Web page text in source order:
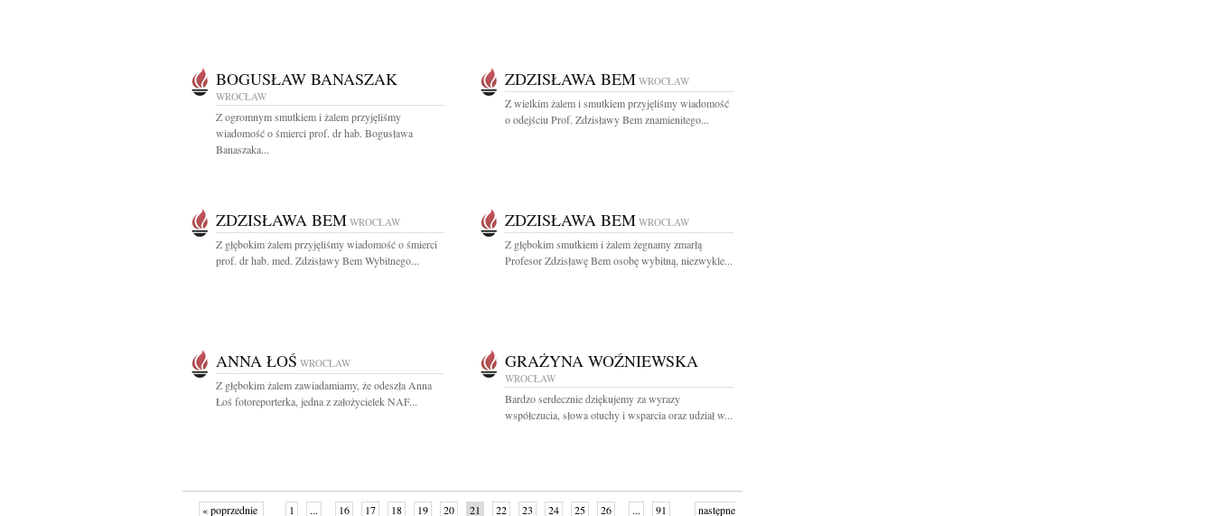
BOGUSŁAW BANASZAK
WROCŁAW
Z ogromnym smutkiem i żalem przyjęliśmy
wiadomość o śmierci prof. dr hab. Bogusława
Banaszaka...
ZDZISŁAWA BEM WROCŁAW
Z wielkim żalem i smutkiem przyjęliśmy wiadomość
o odejściu Prof. Zdzisławy Bem znamienitego...
ZDZISŁAWA BEM WROCŁAW
Z głębokim żalem przyjęliśmy wiadomość o śmierci
prof. dr hab. med. Zdzisławy Bem Wybitnego...
ZDZISŁAWA BEM WROCŁAW
Z głębokim smutkiem i żalem żegnamy zmarłą
Profesor Zdzisławę Bem osobę wybitną, niezwykle...
ANNA ŁOŚ WROCŁAW
Z głębokim żalem zawiadamiamy, że odeszła Anna
Łoś fotoreporterka, jedna z założycielek NAF...
GRAŻYNA WOŹNIEWSKA
WROCŁAW
Bardzo serdecznie dziękujemy za wyrazy
współczucia, słowa otuchy i wsparcia oraz udział w...
« poprzednie 1 ... 16 17 18 19 20 21 22 23 24 25 26 ... 91 następne